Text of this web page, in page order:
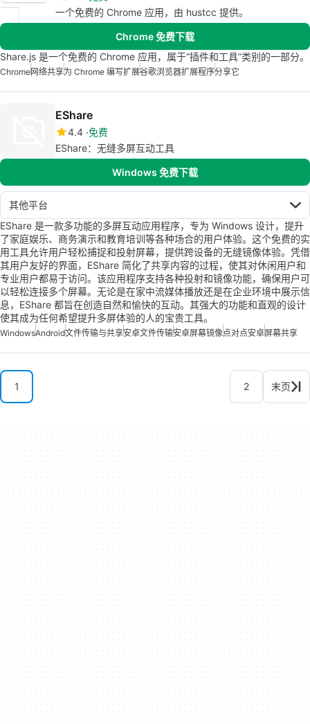
一个免费的 Chrome 应用，由 hustcc 提供。
Chrome 免费下载
Share.js 是一个免费的 Chrome 应用，属于“插件和工具”类别的一部分。
Chrome网络共享为 Chrome 编写扩展谷歌浏览器扩展程序分享它
EShare
4.4 免费
EShare：无缝多屏互动工具
Windows 免费下载
其他平台
EShare 是一款多功能的多屏互动应用程序，专为 Windows 设计，提升
了家庭娱乐、商务演示和教育培训等各种场合的用户体验。这个免费的实
用工具允许用户轻松捕捉和投射屏幕，提供跨设备的无缝镜像体验。凭借
其用户友好的界面，EShare 简化了共享内容的过程，使其对休闲用户和
专业用户都易于访问。该应用程序支持各种投射和镜像功能，确保用户可
以轻松连接多个屏幕。无论是在家中流媒体播放还是在企业环境中展示信
息，EShare 都旨在创造自然和愉快的互动。其强大的功能和直观的设计
使其成为任何希望提升多屏体验的人的宝贵工具。
WindowsAndroid文件传输与共享安卓文件传输安卓屏幕镜像点对点安卓屏幕共享
1 2 末页